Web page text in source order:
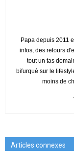
Papa depuis 2011
infos, des retours
tout un tas
bifurqué sur le
moins de
Articles connexes